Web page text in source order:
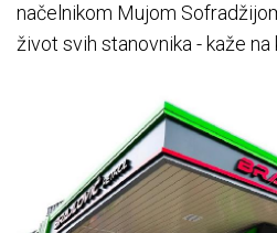
načelnikom Mujom
život svih stanovnika - kaže na